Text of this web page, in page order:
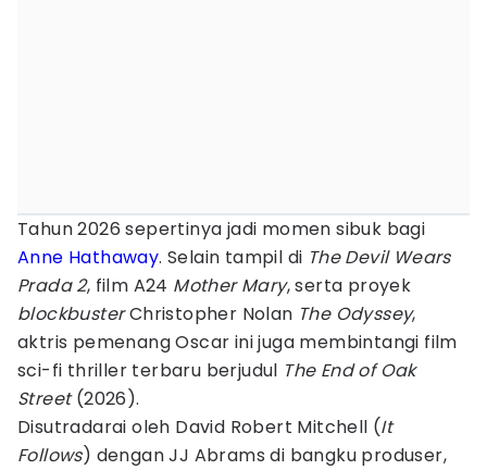
Tahun 2026 sepertinya jadi momen sibuk bagi
Anne Hathaway. Selain tampil di The Devil Wears
Prada 2, film A24 Mother Mary, serta proyek
blockbusterChristopher Nolan The Odyssey,
aktris pemenang Oscar ini juga membintangi film
sci-fi thriller terbaru berjudul The End of Oak
Street(2026).
Disutradarai oleh David Robert Mitchell (It
Follows) dengan JJ Abrams di bangku produser,